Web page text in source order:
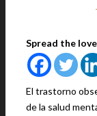
Spread the love
El trastorno
de la salud